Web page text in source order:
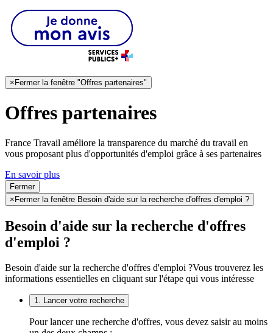
× Fermer la fenêtre "Offres partenaires"
Offres partenaires
France Travail améliore la transparence du marché du travail en
vous proposant plus d'opportunités d'emploi grâce à ses partenaires
En savoir plus
Fermer
×Fermer la fenêtre Besoin d'aide sur la recherche d'offres d'emploi ?
Besoin d'aide sur la recherche d'offres
d'emploi ?
Besoin d'aide sur la recherche d'offres d'emploi ?Vous trouverez les
informations essentielles en cliquant sur l'étape qui vous intéresse
1. Lancer votre recherche
Pour lancer une recherche d'offres, vous devez saisir au moins